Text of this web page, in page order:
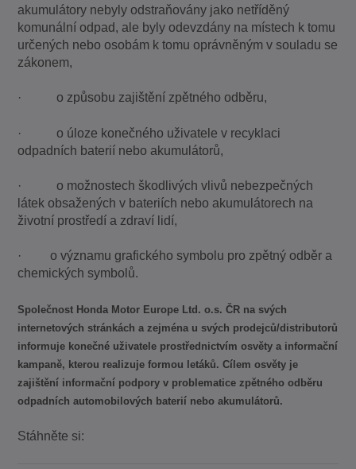
akumulátory nebyly odstraňovány jako netříděný
komunální odpad, ale byly odevzdány na místech k tomu
určených nebo osobám k tomu oprávněným v souladu se
zákonem,
· o způsobu zajištění zpětného odběru,
· o úloze konečného uživatele v recyklaci
odpadních baterií nebo akumulátorů,
· o možnostech škodlivých vlivů nebezpečných
látek obsažených v bateriích nebo akumulátorech na
životní prostředí a zdraví lidí,
· o významu grafického symbolu pro zpětný odběr a
chemických symbolů.
Společnost Honda Motor Europe Ltd. o.s. ČR na svých
internetových stránkách a zejména u svých prodejců/distributorů
informuje konečné uživatele prostřednictvím osvěty a informační
kampaně, kterou realizuje formou letáků. Cílem osvěty je
zajištění informační podpory v problematice zpětného odběru
odpadních automobilových baterií nebo akumulátorů.
Stáhněte si: